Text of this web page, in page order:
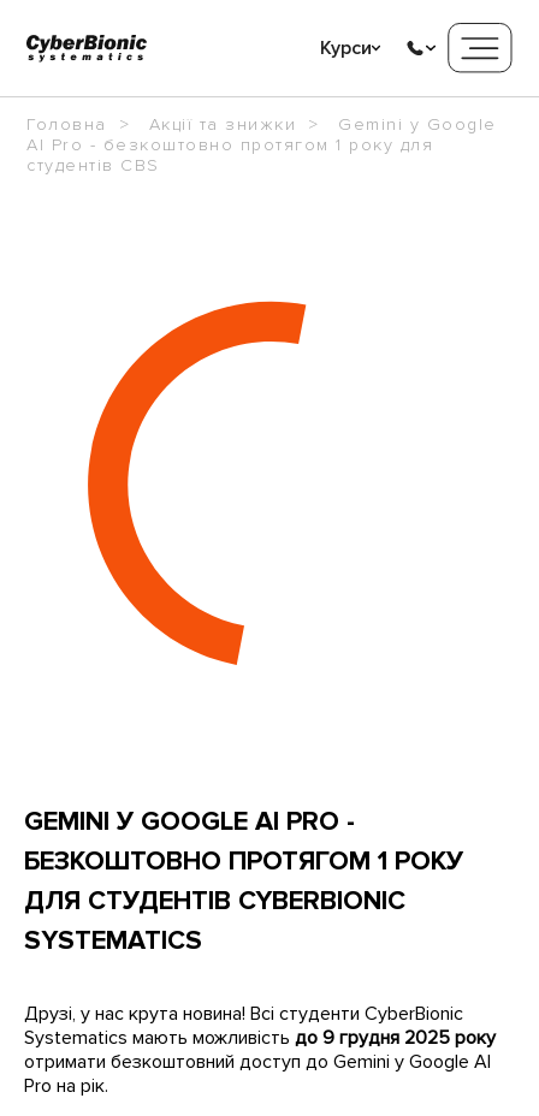
Курси
Головна Акції та знижки
Gemini у Google
AI Pro - безкоштовно протягом 1 року для
студентів CBS
GEMINI У GOOGLE AI PRO -
БЕЗКОШТОВНО ПРОТЯГОМ 1 РОКУ
ДЛЯ СТУДЕНТІВ CYBERBIONIC
SYSTEMATICS
Друзі, у нас крута новина! Всі студенти CyberBionic
Systematics мають можливість до 9 грудня 2025 року
отримати безкоштовний доступ до Gemini у Google AI
Pro на рік.